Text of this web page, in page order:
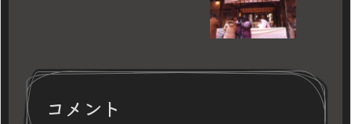
コメント